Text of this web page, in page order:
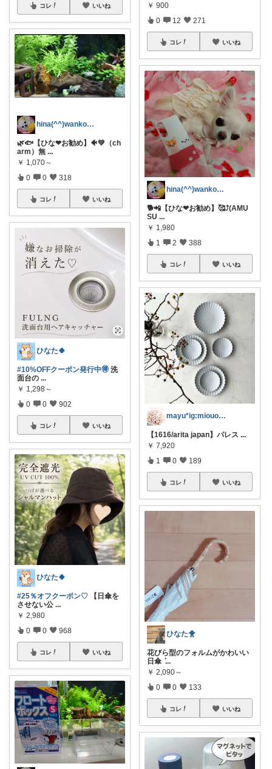
コレ いいね
hina(^^)wanko❤🤗🤭🥰
🌿🐟️【ひな❤お勧め】🐠💚（ch
arm）無 ...
￥ 1,070～
0 0 318
コレ いいね
ひなた🍀
#10%OFFクーポン発行中🉐 洗
面台の ...
￥ 1,298～
0 0 902
コレ いいね
ひなた🍀
#25％オフクーポン♡ 【日傘を
させない公 ...
￥ 2,980
0 0 968
コレ いいね
￥ 900
0 12 271
コレ いいね
hina(^^)wanko❤🤗🤭🥰
🐕️📲【ひな❤お勧め】🥰⤴️(AMU
SU ...
￥ 1,980
1 2 388
コレ いいね
mayu*ig:miouor_home
【1616/arita japan】パレス ...
￥ 7,920
1 0 189
コレ いいね
ひなた🐥
花びら型のフォルムがかわいい
日傘 ‎ܰ...
￥ 2,090～
0 0 133
コレ いいね